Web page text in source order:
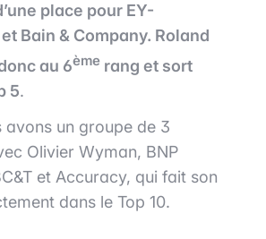
place pour EY-
Bain & Company. Roland
au 6ème rang et sort
5.
avons un groupe de 3
Olivier Wyman, BNP
et Accuracy, qui fait son
dans le Top 10.